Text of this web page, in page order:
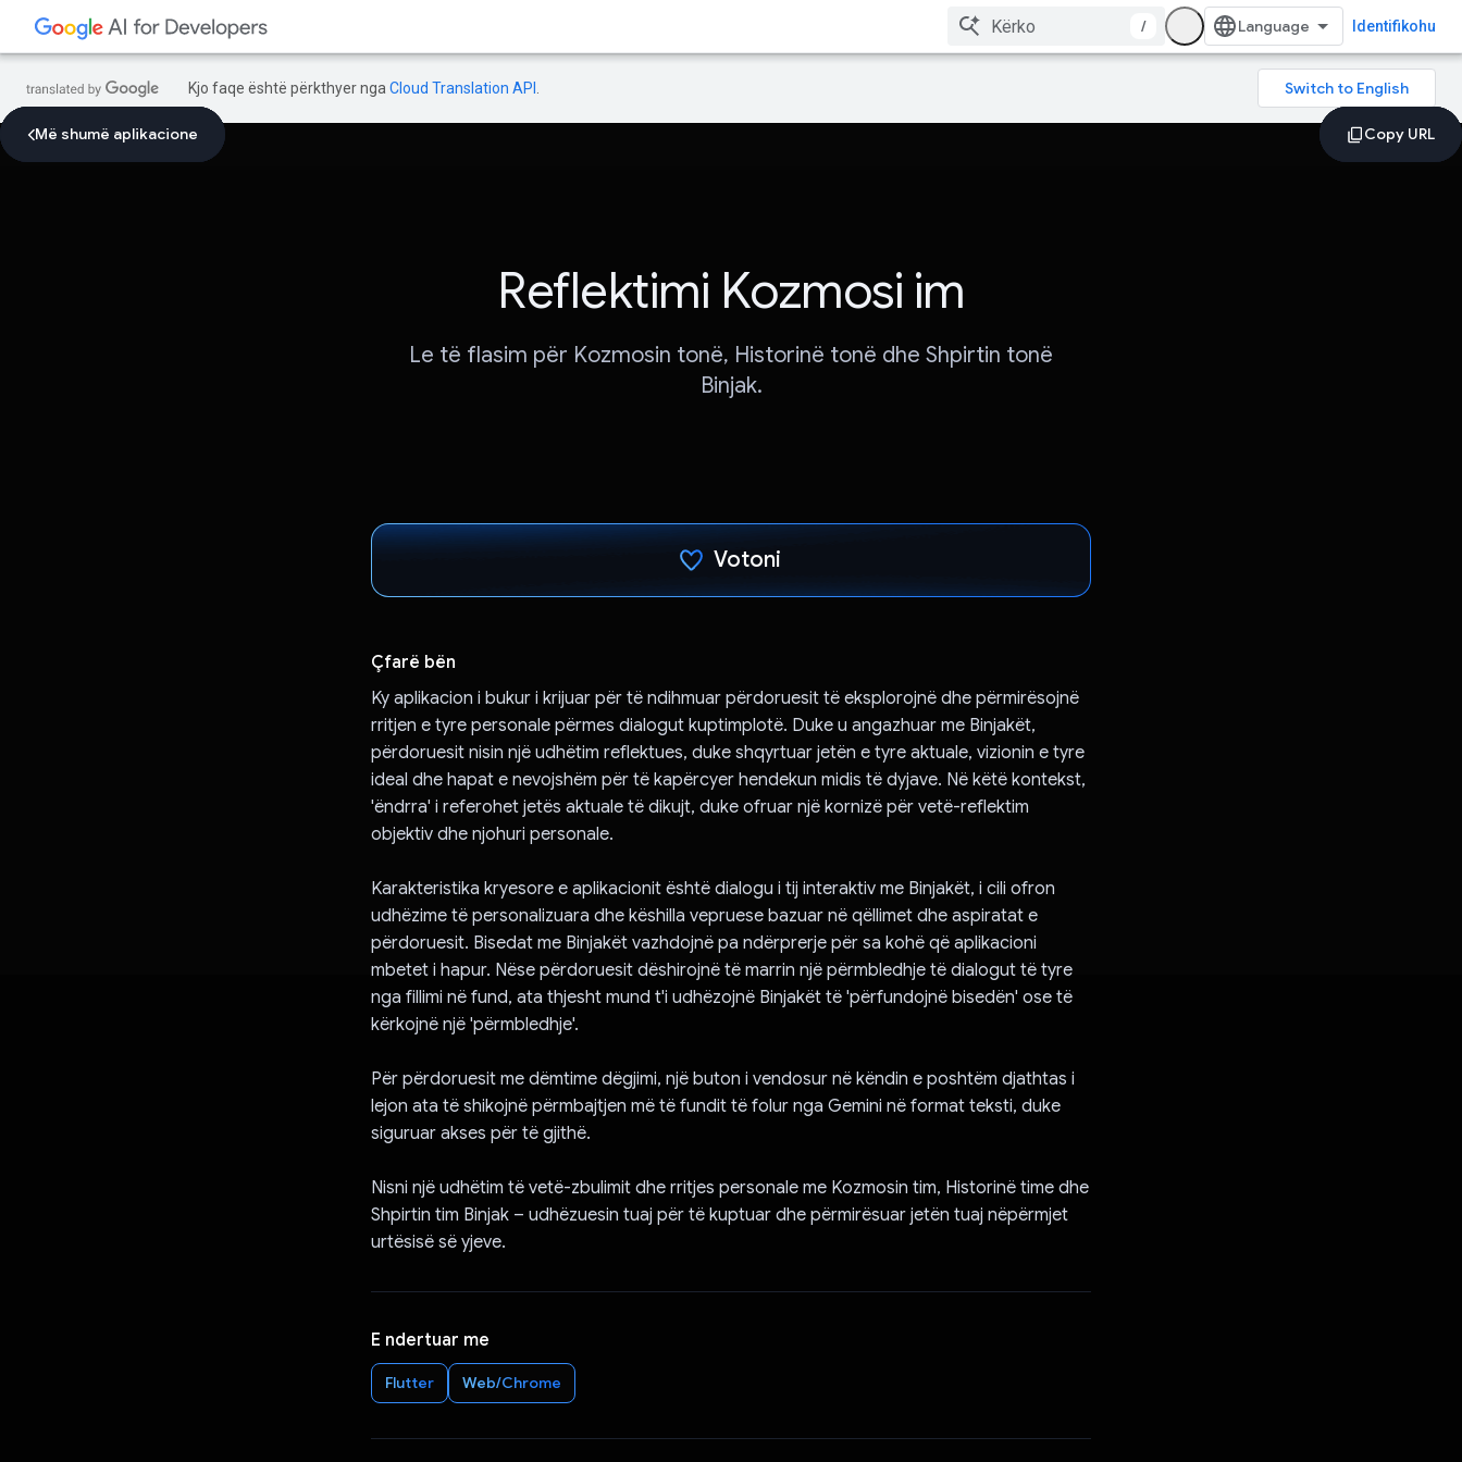
/ Identifikohu
Kjo faqe është përkthyer nga Cloud Translation API
Më shumë aplikacione
Reflektimi Kozmosi im
Le të flasim për Kozmosin tonë, Historinë tonë dhe Shpirtin tonë
Binjak.
Votoni
Çfarë bën
Ky aplikacion i bukur i krijuar për të ndihmuar përdoruesit të eksplorojnë dhe përmirësojnë
rritjen e tyre personale përmes dialogut kuptimplotë. Duke u angazhuar me Binjakët,
përdoruesit nisin një udhëtim reflektues, duke shqyrtuar jetën e tyre aktuale, vizionin e tyre
ideal dhe hapat e nevojshëm për të kapërcyer hendekun midis të dyjave. Në këtë kontekst,
'ëndrra' i referohet jetës aktuale të dikujt, duke ofruar një kornizë për vetë-reflektim
objektiv dhe njohuri personale.
Karakteristika kryesore e aplikacionit është dialogu i tij interaktiv me Binjakët, i cili ofron
udhëzime të personalizuara dhe këshilla vepruese bazuar në qëllimet dhe aspiratat e
përdoruesit. Bisedat me Binjakët vazhdojnë pa ndërprerje për sa kohë që aplikacioni
mbetet i hapur. Nëse përdoruesit dëshirojnë të marrin një përmbledhje të dialogut të tyre
nga fillimi në fund, ata thjesht mund t'i udhëzojnë Binjakët të 'përfundojnë bisedën' ose të
kërkojnë një 'përmbledhje'.
Për përdoruesit me dëmtime dëgjimi, një buton i vendosur në këndin e poshtëm djathtas i
lejon ata të shikojnë përmbajtjen më të fundit të folur nga Gemini në format teksti, duke
siguruar akses për të gjithë.
Nisni një udhëtim të vetë-zbulimit dhe rritjes personale me Kozmosin tim, Historinë time dhe
Shpirtin tim Binjak – udhëzuesin tuaj për të kuptuar dhe përmirësuar jetën tuaj nëpërmjet
urtësisë së yjeve.
E ndertuar me
Flutter Web/Chrome
Më shumë aplikacione
Më shumë aplikacione